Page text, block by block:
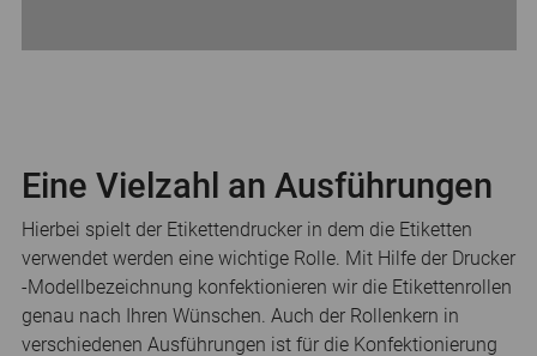
Eine Vielzahl an Ausführungen
Hierbei spielt der Etikettendrucker in dem die Etiketten
verwendet werden eine wichtige Rolle. Mit Hilfe der Drucker
-Modellbezeichnung konfektionieren wir die Etikettenrollen
genau nach Ihren Wünschen. Auch der Rollenkern in
verschiedenen Ausführungen ist für die Konfektionierung